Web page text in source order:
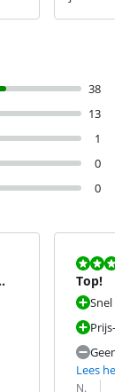
38
13
1
0
0
Top!
Snel
Prijs-
Geen
Lees
N.
Datum: